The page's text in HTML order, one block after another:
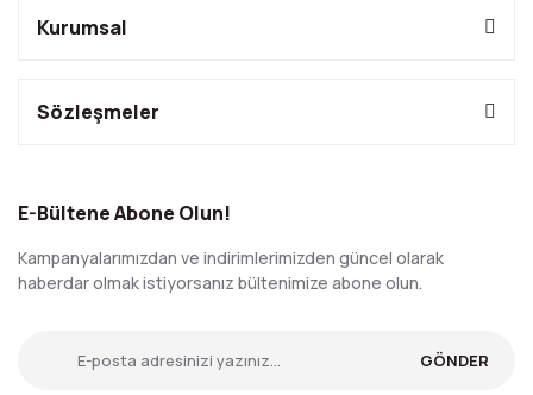
Kurumsal
Sözleşmeler
E-Bültene Abone Olun!
Kampanyalarımızdan ve indirimlerimizden güncel olarak
haberdar olmak istiyorsanız bültenimize abone olun.
GÖNDER